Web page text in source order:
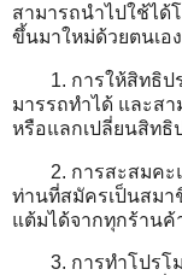
สามารถนำไปใช้ได้
ขึ้นมาใหม่ด้วยตนเอ
1. การให้สิทธิ
มารรถทำได้ และส
หรือแลกเปลี่ยนสิท
2. การสะสมค
ท่านที่สมัครเป็นสม
แต้มได้จากทุกร้านค้
3. การทำโปร